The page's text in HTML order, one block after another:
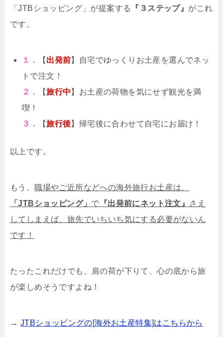
「JTBショッピング」が提案する 『３ステップ』 がこれ
です。
１． 【 出発前】自宅でゆっくりお土産を選んでネッ
トで注文！
２．
【旅行中 】お土産の荷物を気にせず観光を満
喫！
３．
【旅行後】帰宅後に合わせて自宅にお届け！
以上です。
もう、職場やご近所などへの海外旅行お土産は、
「JTBショッピング」 で 『出発前にネット注文』
さえ
してしまえば、旅先でいちいち気にする必要がないん
です！
たったこれだけでも、肩の荷が下りて、心の底から旅
が楽しめそうですよね！
→ JTBショッピングの[海外お土産特集]はこちらから